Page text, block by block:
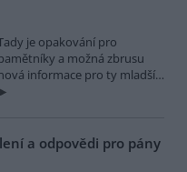
je opakování pro
a možná zbrusu
informace pro ty mladší…
a odpovědi pro pány